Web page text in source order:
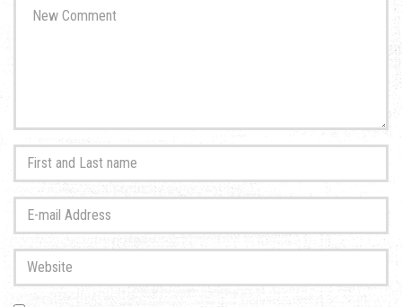
comment*
First
and
Last
name*
mail
Address*
Website